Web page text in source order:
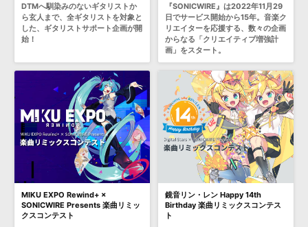
DTMへ馴染みのないギタリストか
ら玄人まで、全ギタリストを対象と
した、ギタリストサポート企画が開
始！
『SONICWIRE』は2022年11月29
日でサービス開始から15年。音楽ク
リエイターを応援する、数々の企画
からなる「クリエイティブ増強計
画」をスタート。
MIKU EXPO Rewind+ ×
SONICWIRE Presents 楽曲リミッ
クスコンテスト
鏡音リン・レン Happy 14th
Birthday 楽曲リミックスコンテス
ト